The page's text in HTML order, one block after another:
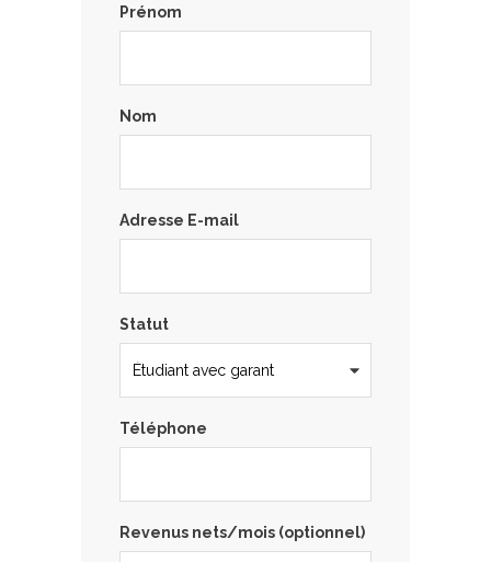
Prénom
Nom
Adresse E-mail
Statut
Téléphone
Revenus nets/mois (optionnel)